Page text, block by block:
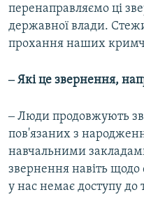
перенаправляємо ці
державної влади.
прохання наших
‒ Які це звернення,
‒ Люди продовжують
пов'язаних з
навчальними
звернення навіть
у нас немає доступу до